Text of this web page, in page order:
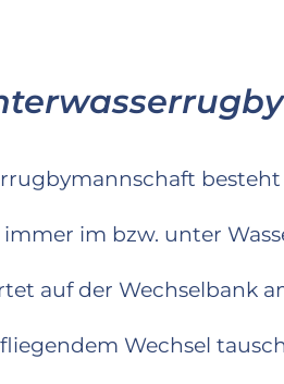
besteht
im bzw. unter
auf der Wechselbank
Wechsel